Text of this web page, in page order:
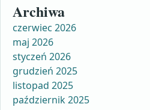
Archiwa
czerwiec 2026
maj 2026
styczeń 2026
grudzień 2025
listopad 2025
październik 2025